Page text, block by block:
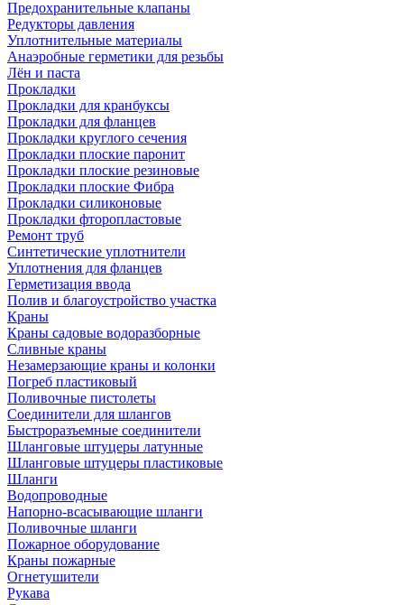
Предохранительные клапаны
Редукторы давления
Уплотнительные материалы
Анаэробные герметики для резьбы
Лён и паста
Прокладки
Прокладки для кранбуксы
Прокладки для фланцев
Прокладки круглого сечения
Прокладки плоские паронит
Прокладки плоские резиновые
Прокладки плоские Фибра
Прокладки силиконовые
Прокладки фторопластовые
Ремонт труб
Синтетические уплотнители
Уплотнения для фланцев
Герметизация ввода
Полив и благоустройство участка
Краны
Краны садовые водоразборные
Сливные краны
Незамерзающие краны и колонки
Погреб пластиковый
Поливочные пистолеты
Соединители для шлангов
Быстроразъемные соединители
Шланговые штуцеры латунные
Шланговые штуцеры пластиковые
Шланги
Водопроводные
Напорно-всасывающие шланги
Поливочные шланги
Пожарное оборудование
Краны пожарные
Огнетушители
Рукава